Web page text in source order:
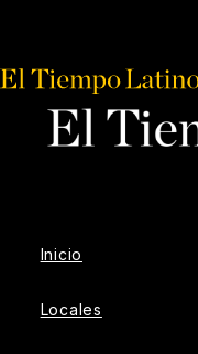
Inicio
Locales